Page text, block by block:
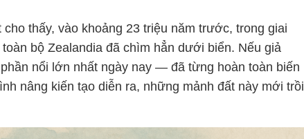
thấy, vào khoảng 23 triệu năm trước, trong giai
bộ Zealandia đã chìm hẳn dưới biển. Nếu giả
nổi lớn nhất ngày nay — đã từng hoàn toàn biến
nâng kiến tạo diễn ra, những mảnh đất này mới trồi